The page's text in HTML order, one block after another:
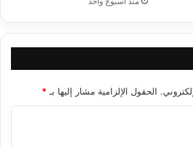
الحقول الإلزامية مشار إليها بـ *